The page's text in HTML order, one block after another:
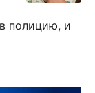
полицию, и